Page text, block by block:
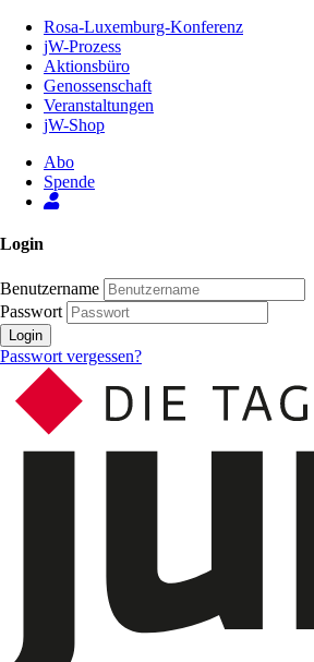
Inhalt
Seite
Rosa-Luxemburg-Konferenz
jW-Prozess
Aktionsbüro
Genossenschaft
Veranstaltungen
jW-Shop
Abo
Spende
Login
Benutzername
Passwort
Login
Passwort vergessen?